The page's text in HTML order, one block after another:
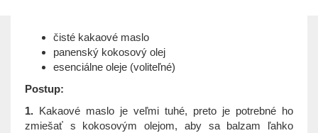
čisté kakaové maslo
panenský kokosový olej
esenciálne oleje (voliteľné)
Postup:
1. Kakaové maslo je veľmi tuhé, preto je potrebné ho
zmiešať s kokosovým olejom, aby sa balzam ľahko